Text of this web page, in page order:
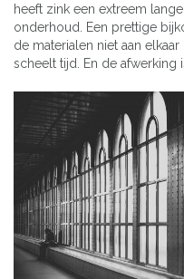
heeft zink een extreem
onderhoud. Een prettige
de materialen niet aan
scheelt tijd. En de afwerking